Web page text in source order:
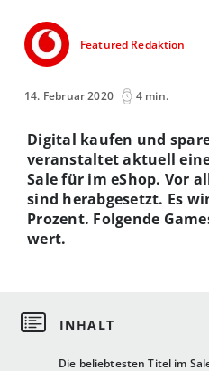
Featured Redaktion
14. Februar 2020 4 min.
Die beliebtesten Titel im
Digital kaufen und
veranstaltet aktuell
Sale für im eShop. Vor
sind herabgesetzt. Es
Prozent. Folgende
wert.